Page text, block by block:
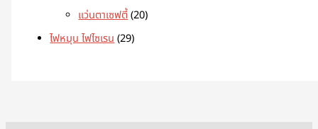
แว่นตาเซฟตี้ 20
ไฟหมุน ไฟไซเรน 29